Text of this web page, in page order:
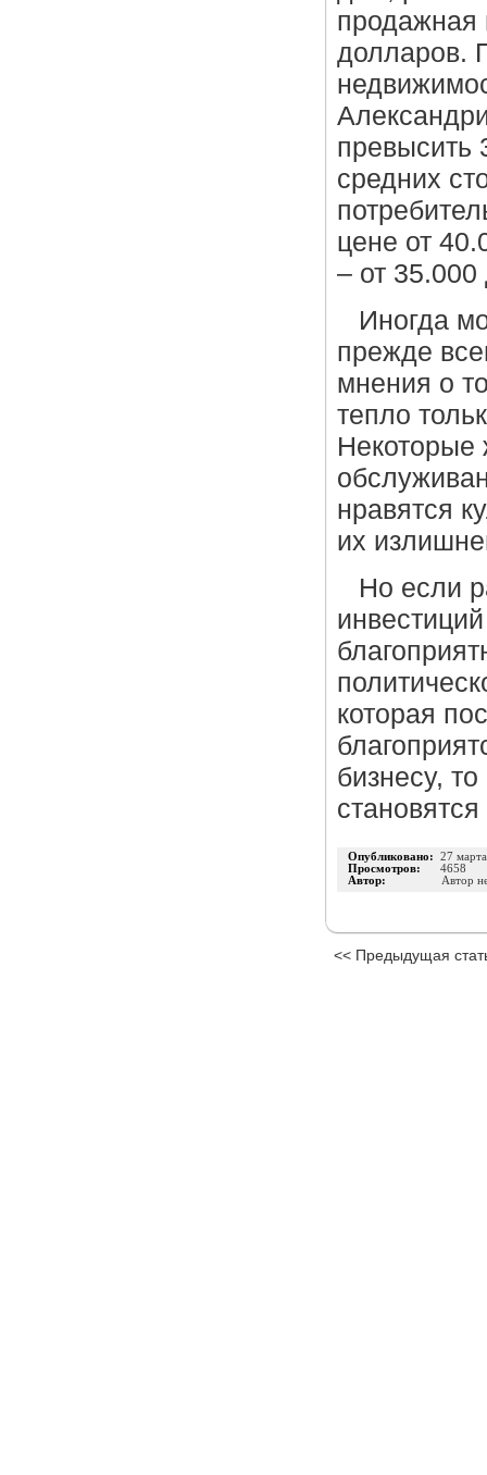
продажная
долларов.
превысить
средних
цене от
– от
Иногда
прежде
мнения о
тепло
Некоторые
нравятся
их
Но если
которая
бизнесу,
Опубликовано: 27
Просмотров: 4658
Автор:
Автор
<< Предыдущая